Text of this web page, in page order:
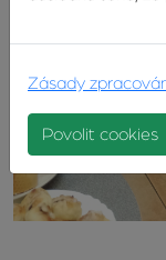
Zásady
Povolit cookies